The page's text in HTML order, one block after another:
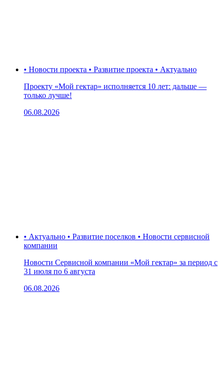
• Новости проекта • Развитие проекта • Актуально
Проекту «Мой гектар» исполняется 10 лет: дальше —
только лучше!
06.08.2026
• Актуально • Развитие поселков • Новости сервисной
компании
Новости Сервисной компании «Мой гектар» за период с
31 июля по 6 августа
06.08.2026